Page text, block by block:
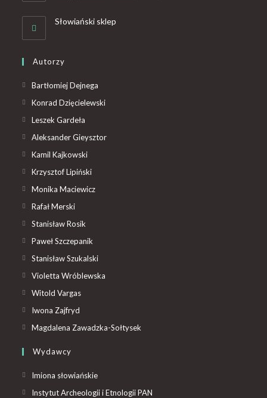
Słowiański sklep
Autorzy
Bartłomiej Dejnega
Konrad Dzięcielewski
Leszek Gardeła
Aleksander Gieysztor
Kamil Kajkowski
Krzysztof Lipiński
Monika Maciewicz
Rafał Merski
Stanisław Rosik
Paweł Szczepanik
Stanisław Szukalski
Violetta Wróblewska
Witold Vargas
Iwona Zajfryd
Magdalena Zawadzka-Sołtysek
Wydawcy
Imiona słowiańskie
Instytut Archeologii i Etnologii PAN